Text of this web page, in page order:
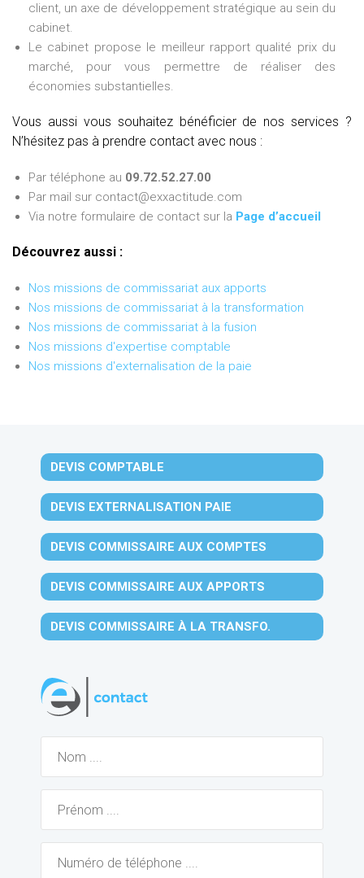
client, un axe de développement stratégique au sein du
cabinet.
Le cabinet propose le meilleur rapport qualité prix du
marché, pour vous permettre de réaliser des
économies substantielles.
Vous aussi vous souhaitez bénéficier de nos services ?
N’hésitez pas à prendre contact avec nous :
Par téléphone au 09.72.52.27.00
Par mail sur contact@exxactitude.com
Via notre formulaire de contact sur la Page d’accueil
Découvrez aussi :
Nos missions de commissariat aux apports
Nos missions de commissariat à la transformation
Nos missions de commissariat à la fusion
Nos missions d'expertise comptable
Nos missions d'externalisation de la paie
DEVIS COMPTABLE
DEVIS EXTERNALISATION PAIE
DEVIS COMMISSAIRE AUX COMPTES
DEVIS COMMISSAIRE AUX APPORTS
DEVIS COMMISSAIRE À LA TRANSFO.